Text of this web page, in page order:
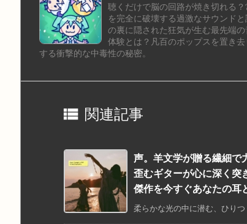
聴くだけで脳の回路が焼き切れる？
を完全に破壊する過激なサウンドと
の裏に隠された狂気が生む最先端の
体験とは？凡百のポップスを置き去
する衝撃的な中毒性の秘密。
 関連記事
声。羊文学が贈る繊細で
歪むギターが心に深く突
傑作を今すぐあなたの耳
柔らかな光の中に潜む、ひり